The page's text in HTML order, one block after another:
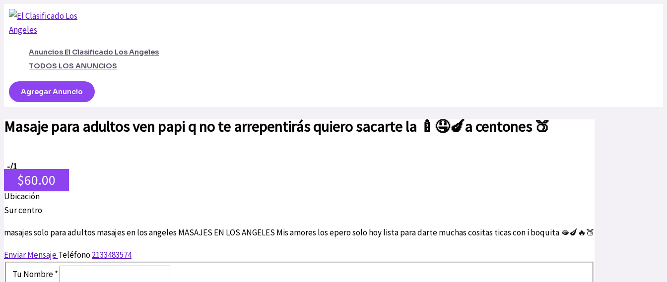
contenido
Anuncios El Clasificado Los Angeles
TODOS LOS ANUNCIOS
Agregar Anuncio
Masaje para adultos ven papi q no te arrepentirás quiero sacarte la 🍼🤤🍆a centones 🍑
-/1
$60.00
Ubicación
Sur centro
masajes solo para adultos masajes en los angeles MASAJES EN LOS ANGELES Mis amores los epero solo hoy lista para darte muchas cositas ticas con i boquita 🫦🍆🔥🍑
Enviar MensajeTeléfono2133483574
Tu Nombre*